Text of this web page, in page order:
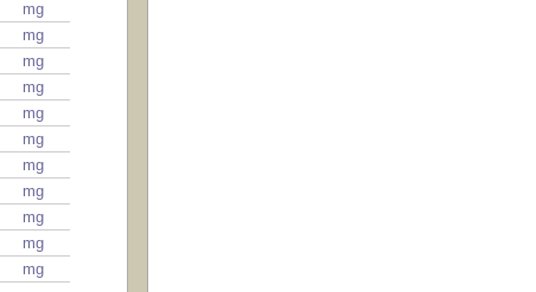
mg
mg
mg
mg
mg
mg
mg
mg
mg
mg
mg